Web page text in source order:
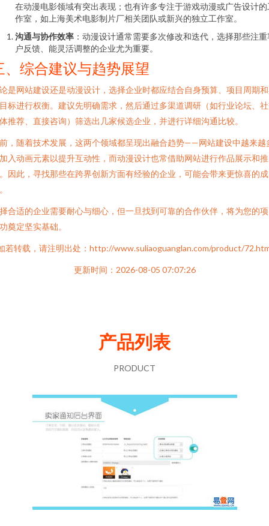
在动漫电影领域有突出表现；也有许多专注于游戏动漫或广告设计的
作室，如上海美术电影制片厂相关团队或新兴的独立工作室。
沟通与协作效率 ：动漫设计通常需要多次修改和迭代，选择那些注重
户反馈、能灵活调整的企业尤为重要。
、综合建议与趋势展望
是网站建设还是动漫设计，选择企业时都应结合自身预算、项目周期
标进行权衡。建议先明确需求，然后通过多渠道调研（如行业论坛、
推荐、直接咨询）筛选出几家候选企业，并进行详细沟通比较。
，随着技术发展，这两个领域都呈现出融合趋势——网站建设中越来越
入动画元素以提升互动性，而动漫设计也常借助网站进行作品展示和推
因此，寻找那些在跨界创新方面有经验的企业，可能会带来更惊喜的成
合适的企业需要耐心与细心，但一旦找到可靠的合作伙伴，将为您的
奠定坚实基础。
若转载，请注明出处：http://www.suliaoguanglan.com/product/
更新时间：2026-08-05 07:07:26
产品列表
PRODUCT